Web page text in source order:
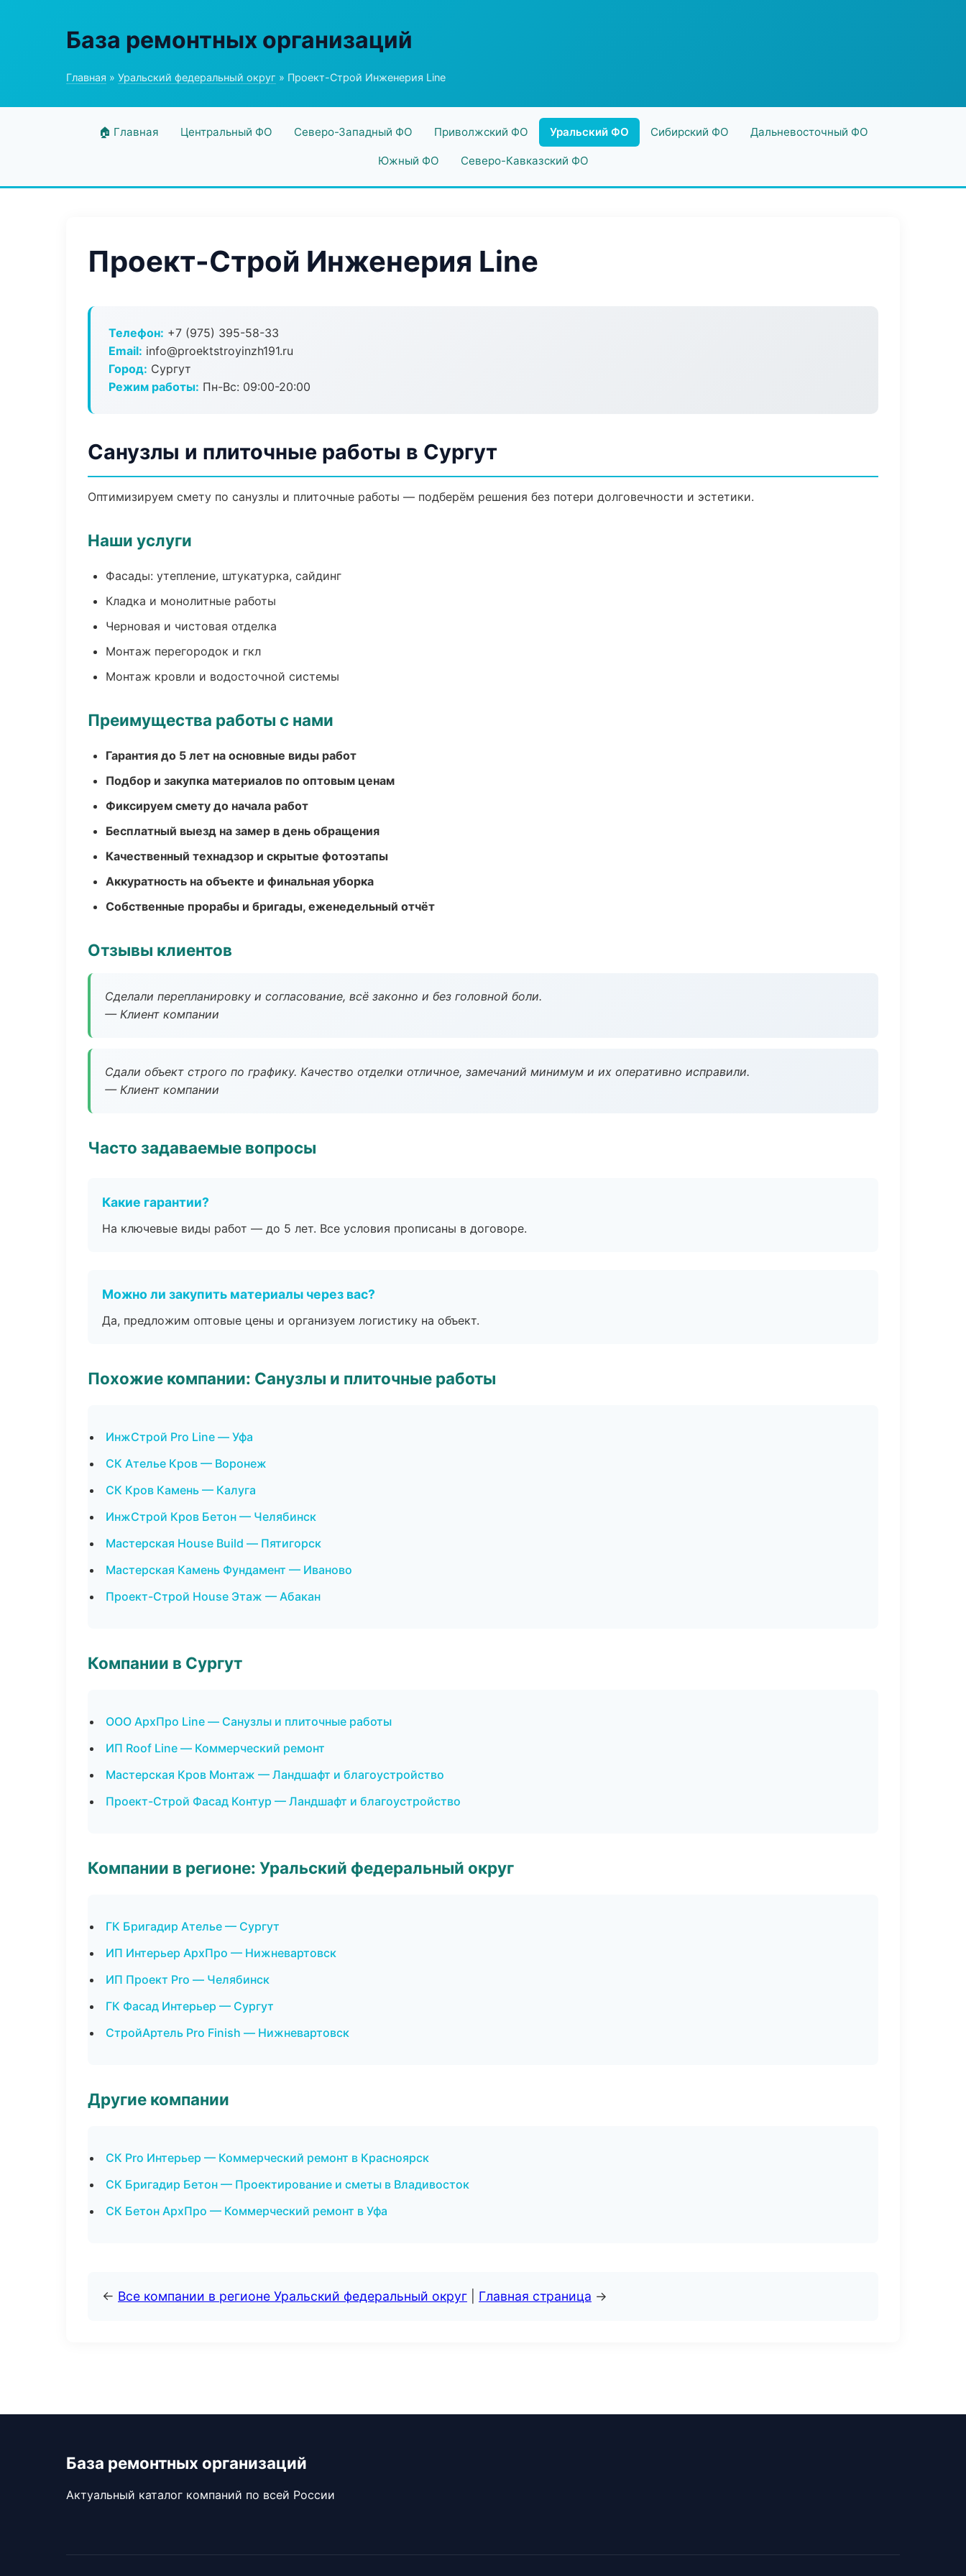
База ремонтных организаций
Главная » Уральский федеральный округ » Проект-Строй Инженерия Line
🏠 Главная Центральный ФО Северо-Западный ФО Приволжский ФО Уральский ФО Сибирский ФО Дальневосточный ФО
Южный ФО Северо-Кавказский ФО
Проект-Строй Инженерия Line
Телефон: +7 (975) 395-58-33
Email: info@proektstroyinzh191.ru
Город: Сургут
Режим работы: Пн-Вс: 09:00-20:00
Санузлы и плиточные работы в Сургут
Оптимизируем смету по санузлы и плиточные работы — подберём решения без потери долговечности и эстетики.
Наши услуги
Фасады: утепление, штукатурка, сайдинг
Кладка и монолитные работы
Черновая и чистовая отделка
Монтаж перегородок и гкл
Монтаж кровли и водосточной системы
Преимущества работы с нами
Гарантия до 5 лет на основные виды работ
Подбор и закупка материалов по оптовым ценам
Фиксируем смету до начала работ
Бесплатный выезд на замер в день обращения
Качественный технадзор и скрытые фотоэтапы
Аккуратность на объекте и финальная уборка
Собственные прорабы и бригады, еженедельный отчёт
Отзывы клиентов
Сделали перепланировку и согласование, всё законно и без головной боли.
— Клиент компании
Сдали объект строго по графику. Качество отделки отличное, замечаний минимум и их оперативно исправили.
— Клиент компании
Часто задаваемые вопросы
Какие гарантии?
На ключевые виды работ — до 5 лет. Все условия прописаны в договоре.
Можно ли закупить материалы через вас?
Да, предложим оптовые цены и организуем логистику на объект.
Похожие компании: Санузлы и плиточные работы
ИнжСтрой Pro Line — Уфа
СК Ателье Кров — Воронеж
СК Кров Камень — Калуга
ИнжСтрой Кров Бетон — Челябинск
Мастерская House Build — Пятигорск
Мастерская Камень Фундамент — Иваново
Проект-Строй House Этаж — Абакан
Компании в Сургут
ООО АрхПро Line — Санузлы и плиточные работы
ИП Roof Line — Коммерческий ремонт
Мастерская Кров Монтаж — Ландшафт и благоустройство
Проект-Строй Фасад Контур — Ландшафт и благоустройство
Компании в регионе: Уральский федеральный округ
ГК Бригадир Ателье — Сургут
ИП Интерьер АрхПро — Нижневартовск
ИП Проект Pro — Челябинск
ГК Фасад Интерьер — Сургут
СтройАртель Pro Finish — Нижневартовск
Другие компании
СК Pro Интерьер — Коммерческий ремонт в Красноярск
СК Бригадир Бетон — Проектирование и сметы в Владивосток
СК Бетон АрхПро — Коммерческий ремонт в Уфа
← Все компании в регионе Уральский федеральный округ Главная страница →
База ремонтных организаций
Актуальный каталог компаний по всей России